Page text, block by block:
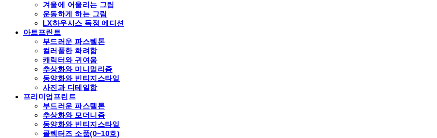
겨울에 어울리는 그림
운동하게 하는 그림
LX하우시스 독점 에디션
아트프린트
부드러운 파스텔톤
컬러풀한 화려함
캐릭터와 귀여움
추상화와 미니멀리즘
동양화와 빈티지스타일
사진과 디테일함
프리미엄프린트
부드러운 파스텔톤
추상화와 모더니즘
동양화와 빈티지스타일
콜렉터즈 소품(0~10호)